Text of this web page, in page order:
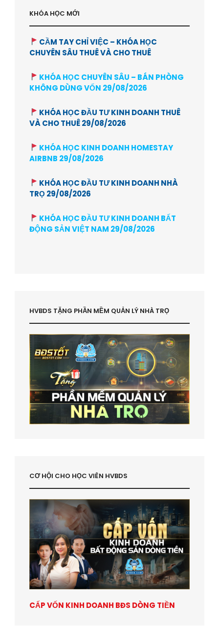
KHÓA HỌC MỚI
CẦM TAY CHỈ VIỆC – KHÓA HỌC
CHUYÊN SÂU THUÊ VÀ CHO THUÊ
KHÓA HỌC CHUYÊN SÂU – BÁN PHÒNG
KHÔNG DÙNG VỐN 29/08/2026
KHÓA HỌC ĐẦU TƯ KINH DOANH THUÊ
VÀ CHO THUÊ 29/08/2026
KHÓA HỌC KINH DOANH HOMESTAY
AIRBNB 29/08/2026
KHÓA HỌC ĐẦU TƯ KINH DOANH NHÀ
TRỌ 29/08/2026
KHÓA HỌC ĐẦU TƯ KINH DOANH BẤT
ĐỘNG SẢN VIỆT NAM 29/08/2026
HVBDS TẶNG PHẦN MỀM QUẢN LÝ NHÀ TRỌ
CƠ HỘI CHO HỌC VIÊN HVBDS
CẤP VỐN KINH DOANH BĐS DÒNG TIỀN